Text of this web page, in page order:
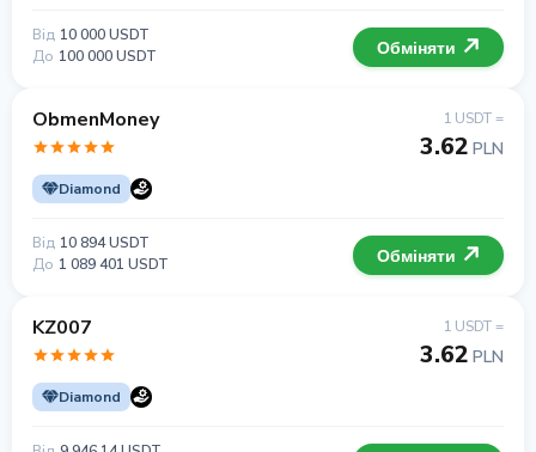
Від 10 000 USDT
До 100 000 USDT Обміняти
ObmenMoney
Diamond
1 USDT =
3.62 PLN
Від 10 894 USDT
До 1 089 401 USDT Обміняти
KZ007
Diamond
1 USDT =
3.62 PLN